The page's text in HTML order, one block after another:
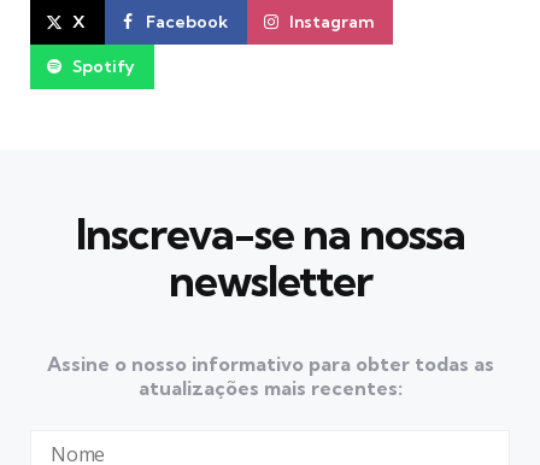
X Facebook Instagram
Spotify
Inscreva-se na nossa
newsletter
Assine o nosso informativo para obter todas as
atualizações mais recentes: